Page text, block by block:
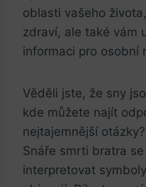
oblasti ⁤vašeho
zdraví, ale také vám
informaci ​pro osobní‌
Věděli jste, že sny
kde můžete najít
nejtajemnější
Snáře smrti bratra
interpretovat⁢